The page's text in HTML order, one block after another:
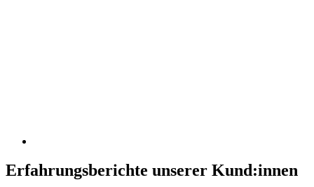
Erfahrungsberichte unserer Kund:innen